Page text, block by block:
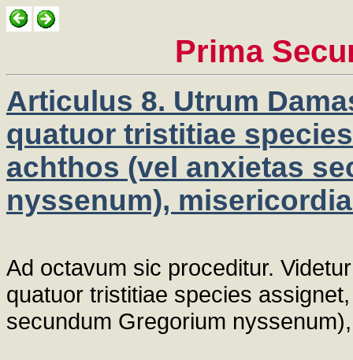
Prima
Articulus 8. Utrum
quatuor tristitiae
achthos (vel anxietas
nyssenum),
Ad octavum sic proceditur.
quatuor tristitiae species
secundum Gregorium